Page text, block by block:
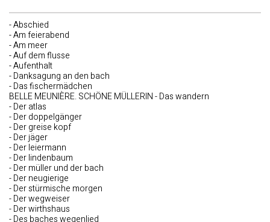
- Abschied
- Am feierabend
- Am meer
- Auf dem flusse
- Aufenthalt
- Danksagung an den bach
- Das fischermädchen
BELLE MEUNIÈRE. SCHÖNE MÜLLERIN - Das wandern
- Der atlas
- Der doppelgänger
- Der greise kopf
- Der jäger
- Der leiermann
- Der lindenbaum
- Der müller und der bach
- Der neugierige
- Der stürmische morgen
- Der wegweiser
- Der wirthshaus
- Des baches wegenlied